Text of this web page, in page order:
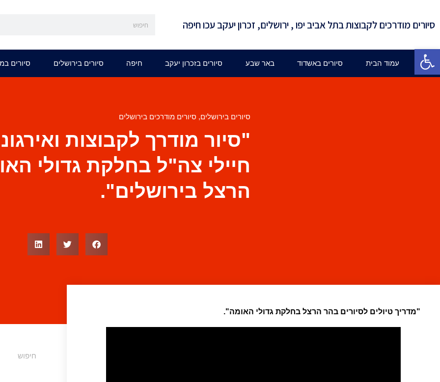
פתח סרגל נגישות
סיורים מודרכים לקבוצות בתל אביב יפו , ירושלים, זכרון יעקב עכו חיפה
עמוד הבית סיורים באשדוד באר שבע סיורים בזכרון יעקב חיפה סיורים בירושלים סיורים
סיורים בירושלים, סיורים מודרכים בירושלים
"סיור מודרך לקבוצות
חיילי צה"ל בחלקת גדולי
הרצל בירושלים".
"מדריך טיולים לסיורים בהר הרצל בחלקת גדולי האומה".